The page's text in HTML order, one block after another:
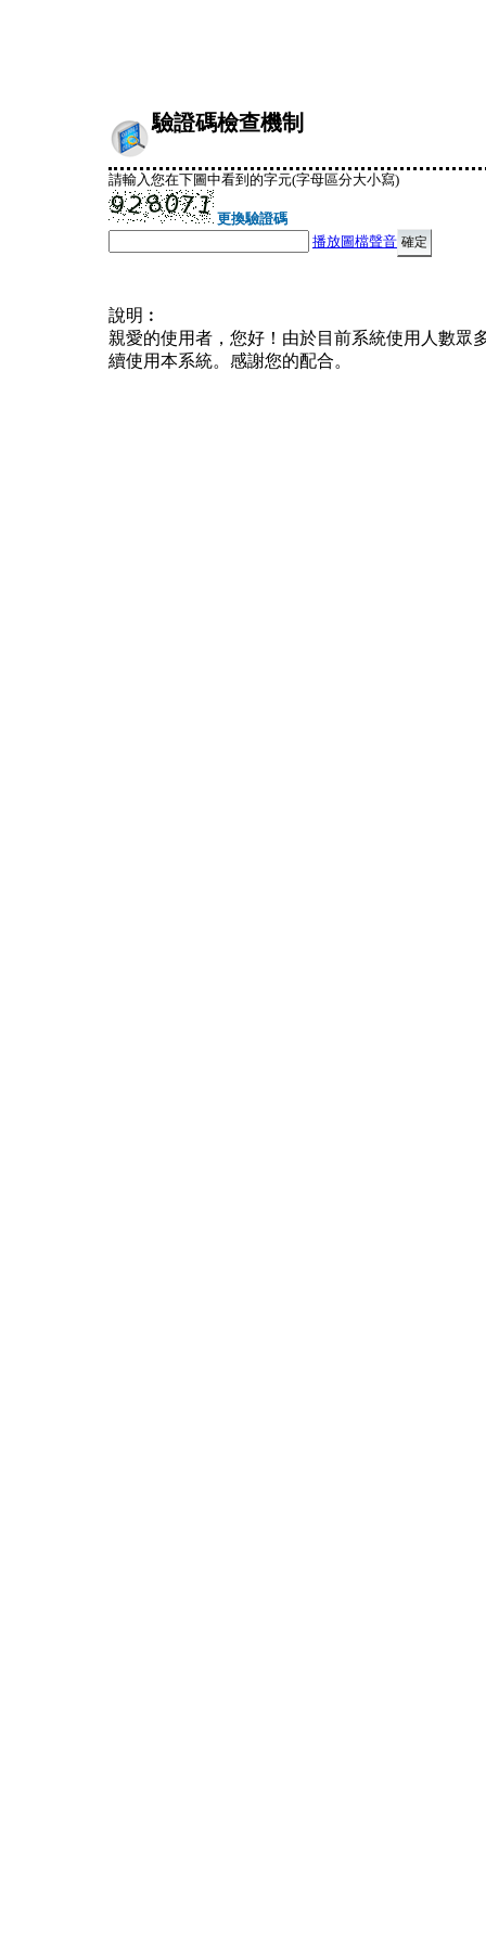
驗證碼檢查機制
請輸入您在下圖中看到的字元(字母區分大小寫)
更換驗證碼
播放圖檔聲音
說明︰
親愛的使用者，您好！由於目前系統使用人數眾
續使用本系統。感謝您的配合。